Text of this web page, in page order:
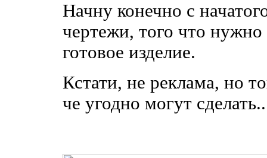
Начну конечно с
чертежи, того что нужно
готовое изделие.
Кстати, не реклама, но
че угодно могут